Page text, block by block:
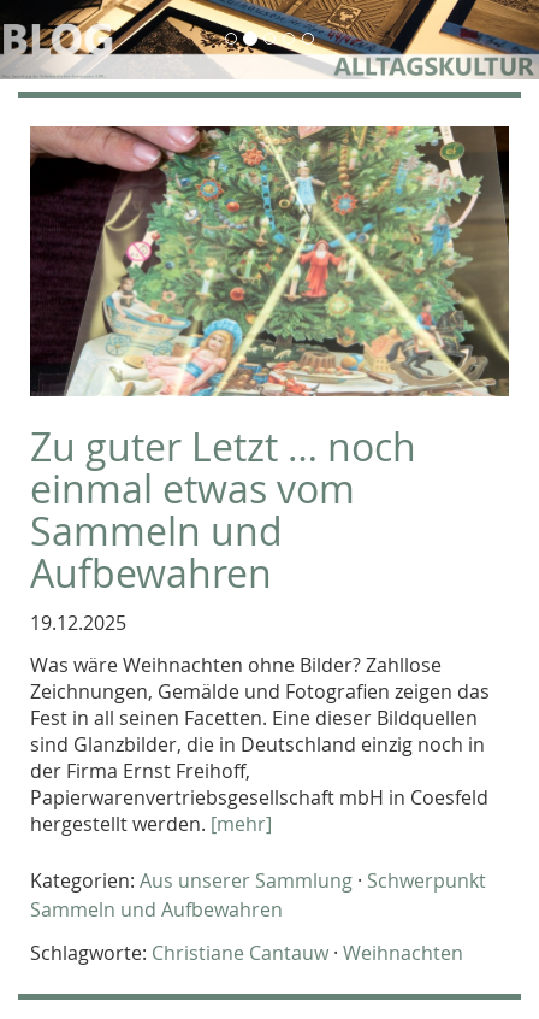
Zu guter Letzt … noch
einmal etwas vom
Sammeln und
Aufbewahren
19.12.2025
Was wäre Weihnachten ohne Bilder? Zahllose
Zeichnungen, Gemälde und Fotografien zeigen das
Fest in all seinen Facetten. Eine dieser Bildquellen
sind Glanzbilder, die in Deutschland einzig noch in
der Firma Ernst Freihoff,
Papierwarenvertriebsgesellschaft mbH in Coesfeld
hergestellt werden. [mehr]
Kategorien: Aus unserer Sammlung · Schwerpunkt
Sammeln und Aufbewahren
Schlagworte: Christiane Cantauw · Weihnachten